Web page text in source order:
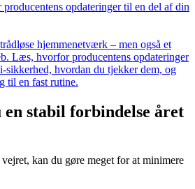
opdateringer til en del af din
hjemmenetværk – men også et
Læs, hvorfor producentens opdateringer
hvordan du tjekker dem, og
til en fast rutine.
en stabil forbindelse året
kan du gøre meget for at minimere